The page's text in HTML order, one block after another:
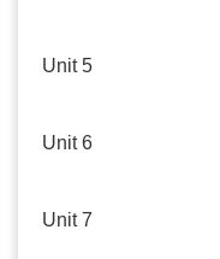
Unit 5
Unit 6
Unit 7